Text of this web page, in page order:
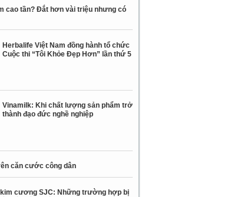
cao tần? Đắt hơn vài triệu nhưng có
Herbalife Việt Nam đồng hành tổ chức
Cuộc thi “Tôi Khỏe Đẹp Hơn” lần thứ 5
Vinamilk: Khi chất lượng sản phẩm trở
thành đạo đức nghề nghiệp
căn cước công dân
cương SJC: Những trường hợp bị